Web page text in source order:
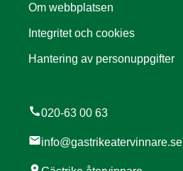
Om webbplatsen
Integritet och cookies
Hantering av personuppgifter
call020-63 00 63
mailinfo@gastrikeatervinnare.se